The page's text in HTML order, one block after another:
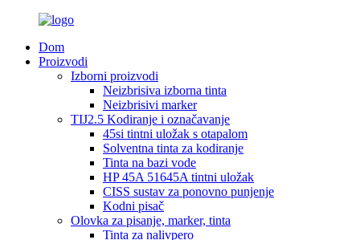
Dom
Proizvodi
Izborni proizvodi
Neizbrisiva izborna tinta
Neizbrisivi marker
TIJ2.5 Kodiranje i označavanje
45si tintni uložak s otapalom
Solventna tinta za kodiranje
Tinta na bazi vode
HP 45A 51645A tintni uložak
CISS sustav za ponovno punjenje
Kodni pisač
Olovka za pisanje, marker, tinta
Tinta za nalivpero